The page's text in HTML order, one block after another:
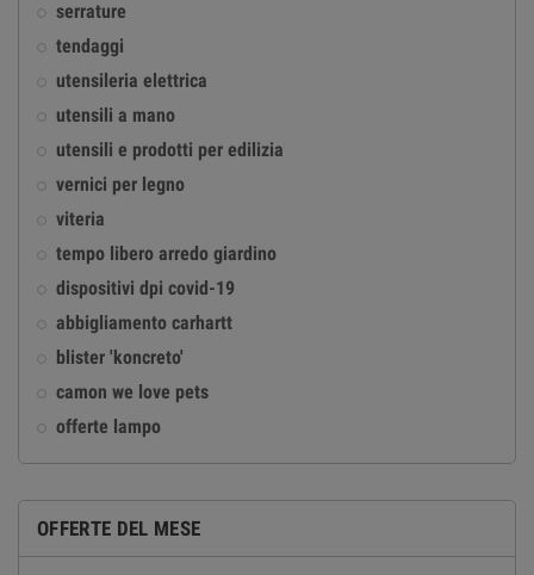
serrature
tendaggi
utensileria elettrica
utensili a mano
utensili e prodotti per edilizia
vernici per legno
viteria
tempo libero arredo giardino
dispositivi dpi covid-19
abbigliamento carhartt
blister 'koncreto'
camon we love pets
offerte lampo
OFFERTE DEL MESE